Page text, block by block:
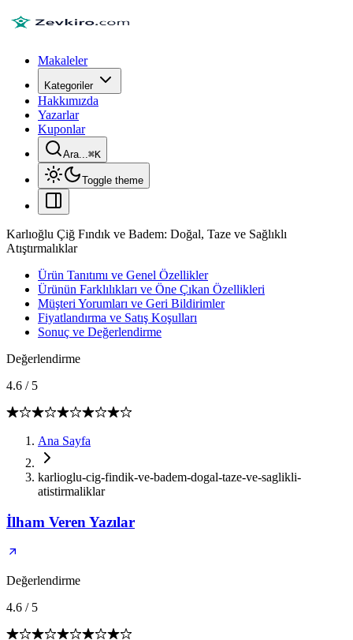
Makaleler
Kategoriler
Hakkımızda
Yazarlar
Kuponlar
Ara...⌘K
Toggle theme
Karlıoğlu Çiğ Fındık ve Badem: Doğal, Taze ve Sağlıklı
Atıştırmalıklar
Ürün Tanıtımı ve Genel Özellikler
Ürünün Farklılıkları ve Öne Çıkan Özellikleri
Müşteri Yorumları ve Geri Bildirimler
Fiyatlandırma ve Satış Koşulları
Sonuç ve Değerlendirme
Değerlendirme
4.6 / 5
Ana Sayfa
karlioglu-cig-findik-ve-badem-dogal-taze-ve-saglikli-
atistirmaliklar
İlham Veren Yazılar
Değerlendirme
4.6 / 5